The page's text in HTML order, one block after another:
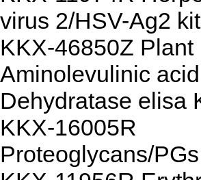
virus 2/HSV-Ag2 kit
KKX-46850Z Plant
Aminolevulinic acid
Dehydratase elisa
KKX-16005R
Proteoglycans/